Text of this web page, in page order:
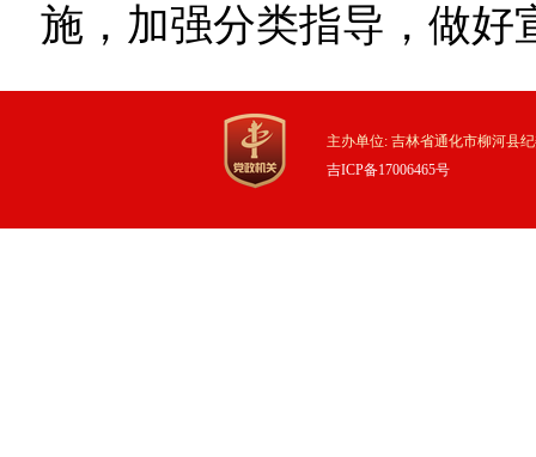
施，加强分类指导，做好
主办单位: 吉林省通化市柳河县
吉ICP备17006465号